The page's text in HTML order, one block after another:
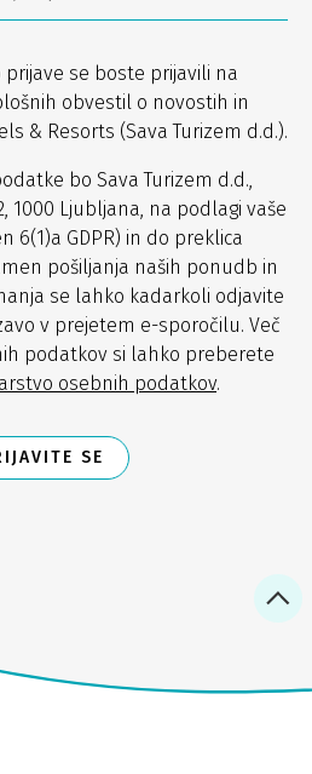
se boste prijavili na
obvestil o novostih in
& Resorts (Sava Turizem d.d.).
bo Sava Turizem d.d.,
1000 Ljubljana, na podlagi vaše
6(1)a GDPR) in do preklica
pošiljanja naših ponudb in
se lahko kadarkoli odjavite
v prejetem e-sporočilu. Več
podatkov si lahko preberete
osebnih podatkov.
SE